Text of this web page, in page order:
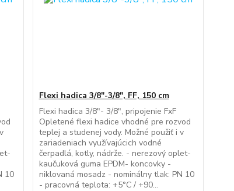
10
Flexi hadica 3/8"-3/8", FF, 150 cm
Flexi hadica 3/8"- 3/8", pripojenie FxF
Opletené flexi hadice vhodné pre rozvod
teplej a studenej vody. Možné použiť i v
zariadeniach využívajúcich vodné
čerpadlá, kotly, nádrže. - nerezový oplet-
kaučuková guma EPDM- koncovky -
niklovaná mosadz - nominálny tlak: PN 10
- pracovná teplota: +5°C / +90...